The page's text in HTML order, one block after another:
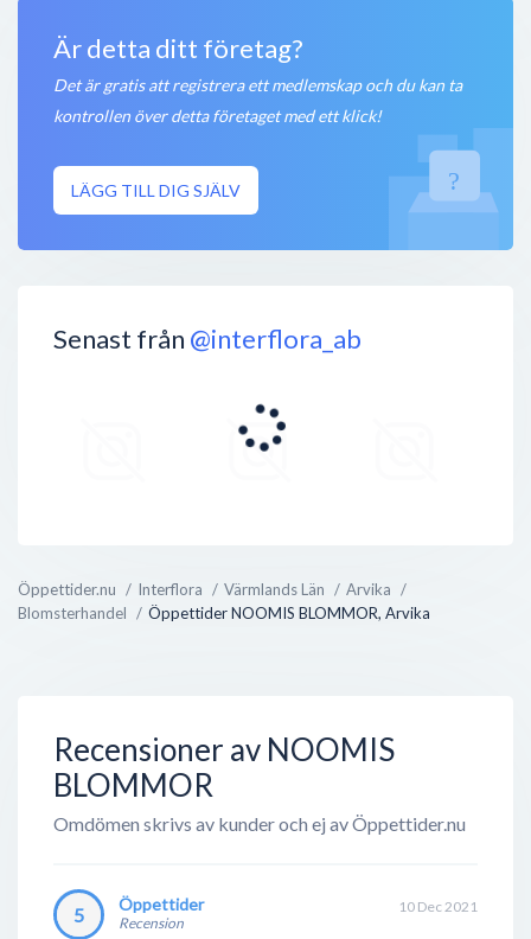
Öppettider.nu Interflora Värmlands Län
Arvika
Blomsterhandel
Öppettider NOOMIS BLOMMOR, Arvika
Är detta ditt företag?
Det är gratis att registrera ett medlemskap och du kan ta
kontrollen över detta företaget med ett klick!
LÄGG TILL DIG SJÄLV
Senast från @interflora_ab
Recensioner av NOOMIS
BLOMMOR
Omdömen skrivs av kunder och ej av Öppettider.nu
5 Öppettider
Recension
10 Dec 2021